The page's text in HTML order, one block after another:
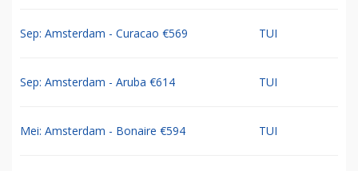
Sep: Amsterdam - Curacao €569 TUI
Sep: Amsterdam - Aruba €614 TUI
Mei: Amsterdam - Bonaire €594 TUI